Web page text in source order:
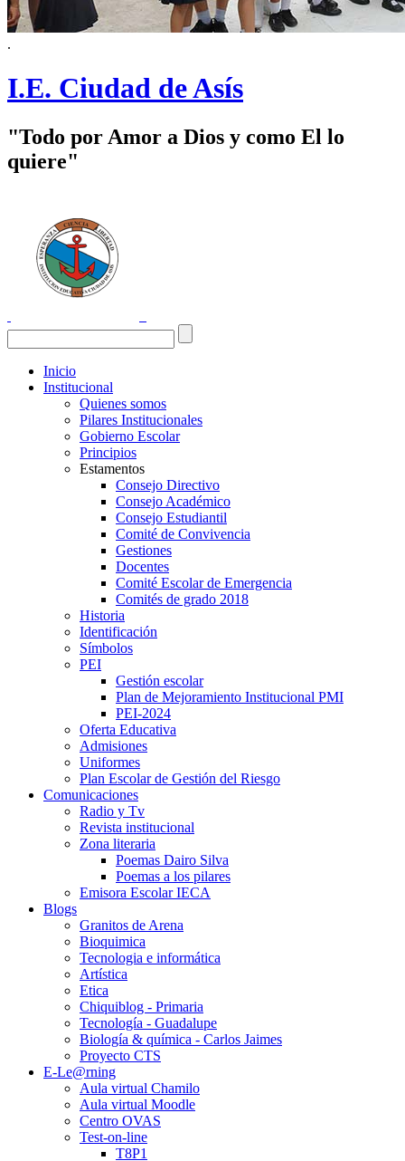
.
I.E. Ciudad de Asís
"Todo por Amor a Dios y como El lo
quiere"
Inicio
Institucional
Quienes somos
Pilares Institucionales
Gobierno Escolar
Principios
Estamentos
Consejo Directivo
Consejo Académico
Consejo Estudiantil
Comité de Convivencia
Gestiones
Docentes
Comité Escolar de Emergencia
Comités de grado 2018
Historia
Identificación
Símbolos
PEI
Gestión escolar
Plan de Mejoramiento Institucional PMI
PEI-2024
Oferta Educativa
Admisiones
Uniformes
Plan Escolar de Gestión del Riesgo
Comunicaciones
Radio y Tv
Revista institucional
Zona literaria
Poemas Dairo Silva
Poemas a los pilares
Emisora Escolar IECA
Blogs
Granitos de Arena
Bioquimica
Tecnologia e informática
Artística
Etica
Chiquiblog - Primaria
Tecnología - Guadalupe
Biología & química - Carlos Jaimes
Proyecto CTS
E-Le@rning
Aula virtual Chamilo
Aula virtual Moodle
Centro OVAS
Test-on-line
T8P1